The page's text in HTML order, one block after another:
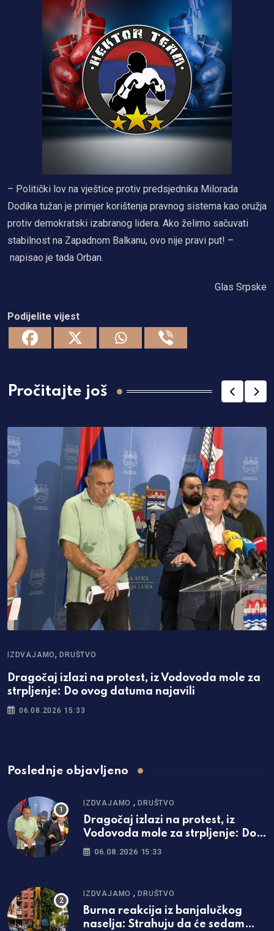
– Politički lov na vještice protiv predsjednika Milorada
Dodika tužan je primjer korištenja pravnog sistema kao oružja
protiv demokratski izabranog lidera. Ako želimo sačuvati
stabilnost na Zapadnom Balkanu, ovo nije pravi put! –
napisao je tada Orban.
Glas Srpske
Podijelite vijest
Pročitajte još
IZDVAJAMO,DRUŠTVO
Dragočaj izlazi na protest, iz Vodovoda mole za
strpljenje: Do ovog datuma najavili
06.08.2026 15:33
Poslednje objavljeno
IZDVAJAMO ,DRUŠTVO
Dragočaj izlazi na protest, iz
Vodovoda mole za strpljenje: Do
ovog datuma najavili kraj
06.08.2026 15:33
IZDVAJAMO ,DRUŠTVO
Burna reakcija iz banjalučkog
naselja: Strahuju da će sedam